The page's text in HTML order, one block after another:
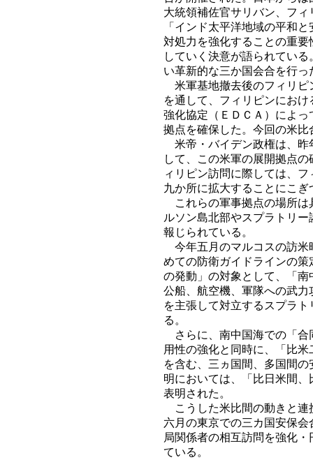
大統領補佐官サリバン、フ
「インド太平洋地域の平和
対処力を強化することの重
していく決意が語られてい
い革新的な三か国会合を行
米軍基地撤去後のフィリピ
を通して、フィリピンにお
強化協定（ＥＤＣＡ）によ
拠点を確保した。今回の米
米帝・バイデン政権は、昨
して、この米軍の展開拠点
ィリピン訪問に際しては、
九か所に拡大することにこぎ
これらの軍事拠点の場所は
ルソン島北部やスプラトリ
報じられている。
今年五月のマルコスの訪米
めての防衛ガイドラインの
の発動」の対象として、「
公船、航空機、軍隊への武
を主張して対立するスプラ
る。
さらに、南中国海での「合
用性の強化と同時に、「比
を含む、三ヵ国間、多国間
明においては、「比日米間
表明された。
こうした米比間の動きと連
六月の東京での三カ国安保
局関係者の相互訪問を強化
ている。